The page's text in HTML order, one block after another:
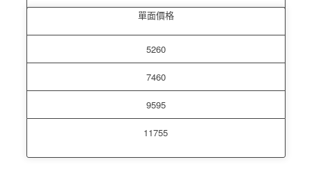
單面價格
5260
7460
9595
11755